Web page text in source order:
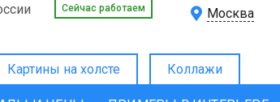
Cейчас работаем Москва
Картины на холсте Коллажи